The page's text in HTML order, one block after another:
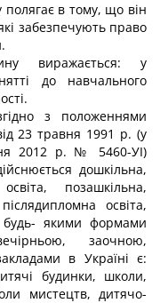
полягає в тому, що він
забезпечують право
виражається: у
до навчального
з положеннями
23 травня 1991 р. (у
2012 р. № 5460-УІ)
дошкільна,
позашкільна,
освіта,
будь- якими формами
заочною,
в Україні є:
будинки, школи,
мистецтв, дитячо-